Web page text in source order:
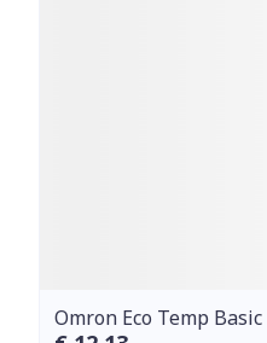
Omron Eco Temp